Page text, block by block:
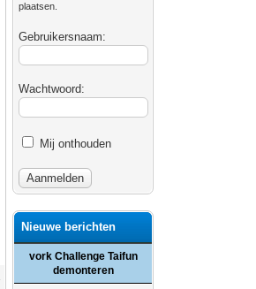
plaatsen.
Gebruikersnaam:
Wachtwoord:
Mij onthouden
Nieuwe berichten
vork Challenge Taifun
demonteren